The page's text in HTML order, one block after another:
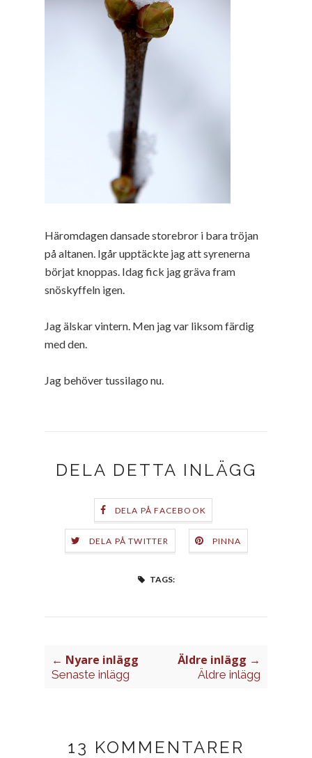
Häromdagen dansade storebror i bara tröjan
på altanen. Igår upptäckte jag att syrenerna
börjat knoppas. Idag fick jag gräva fram
snöskyffeln igen.
Jag älskar vintern. Men jag var liksom färdig
med den.
Jag behöver tussilago nu.
DELA DETTA INLÄGG
DELA PÅ FACEBOOK
DELA PÅ TWITTER PINNA
TAGS:
← Nyare inlägg
Senaste inlägg
Äldre inlägg →
Äldre inlägg
13 KOMMENTARER